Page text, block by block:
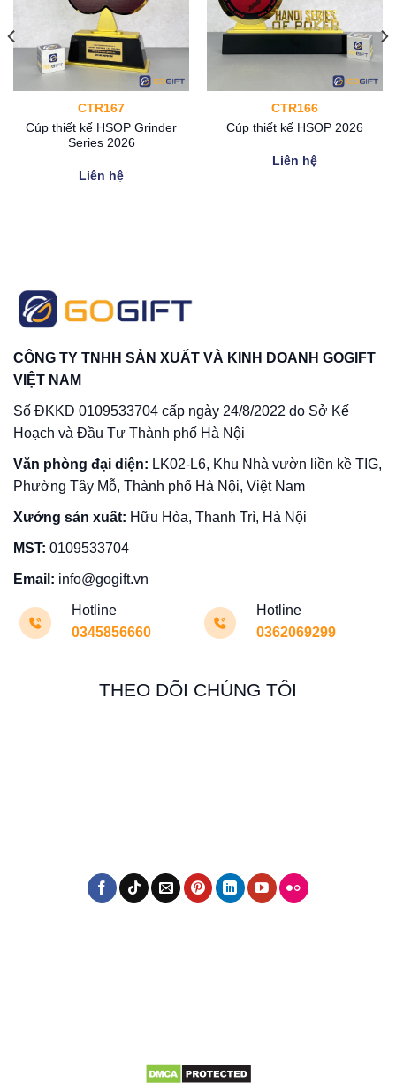
CTR167
Cúp thiết kế HSOP Grinder
Series 2026
Liên hệ
CTR166
Cúp thiết kế HSOP 2026
Liên hệ
CÔNG TY TNHH SẢN XUẤT VÀ KINH DOANH GOGIFT
VIỆT NAM
Số ĐKKD 0109533704 cấp ngày 24/8/2022 do Sở Kế
Hoạch và Đầu Tư Thành phố Hà Nội
Văn phòng đại diện: LK02-L6, Khu Nhà vườn liền kề TIG,
Phường Tây Mỗ, Thành phố Hà Nội, Việt Nam
Xưởng sản xuất: Hữu Hòa, Thanh Trì, Hà Nội
MST: 0109533704
Email: info@gogift.vn
Hotline
0345856660
Hotline
0362069299
THEO DÕI CHÚNG TÔI